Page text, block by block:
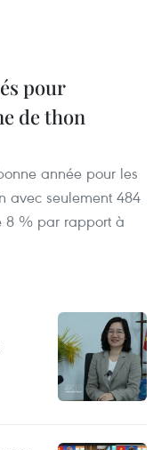
pour
de thon
année pour les
avec seulement 484
8 % par rapport à